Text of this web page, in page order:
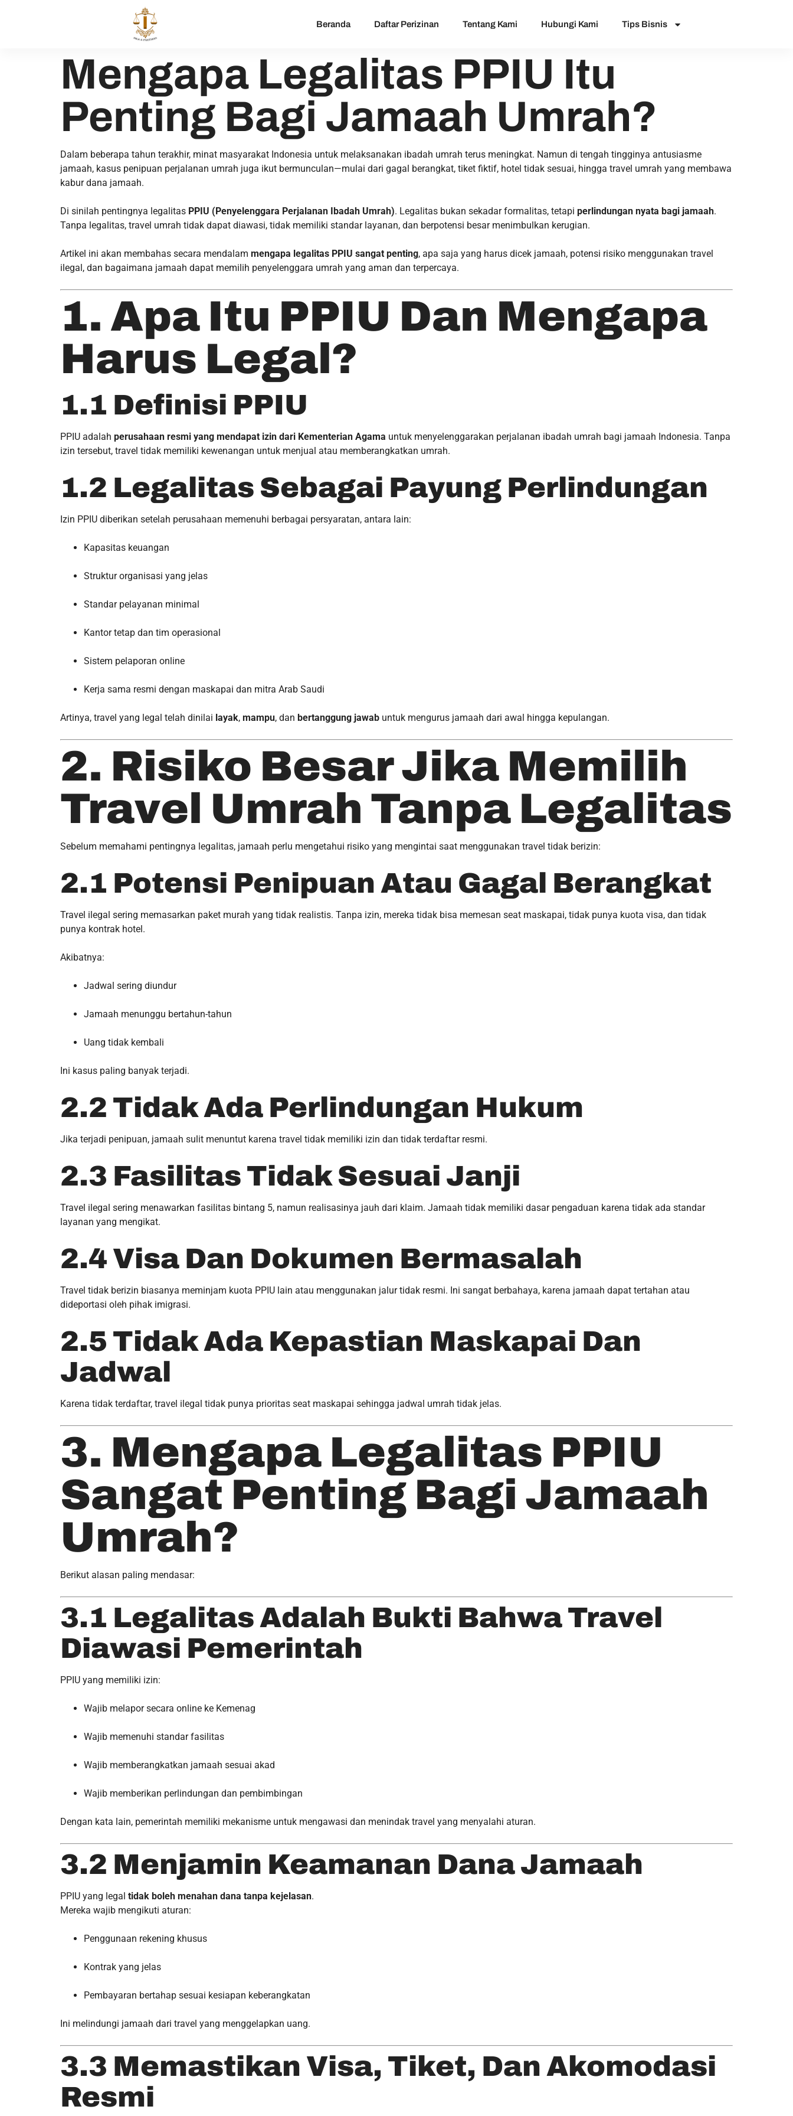
Beranda Daftar Perizinan Tentang Kami Hubungi Kami Tips Bisnis
Mengapa Legalitas PPIU Itu
Penting Bagi Jamaah Umrah?
Dalam beberapa tahun terakhir, minat masyarakat Indonesia untuk melaksanakan ibadah umrah terus meningkat. Namun di tengah tingginya antusiasme
jamaah, kasus penipuan perjalanan umrah juga ikut bermunculan—mulai dari gagal berangkat, tiket fiktif, hotel tidak sesuai, hingga travel umrah yang membawa
kabur dana jamaah.
Di sinilah pentingnya legalitas PPIU (Penyelenggara Perjalanan Ibadah Umrah). Legalitas bukan sekadar formalitas, tetapi perlindungan nyata bagi jamaah.
Tanpa legalitas, travel umrah tidak dapat diawasi, tidak memiliki standar layanan, dan berpotensi besar menimbulkan kerugian.
Artikel ini akan membahas secara mendalam mengapa legalitas PPIU sangat penting, apa saja yang harus dicek jamaah, potensi risiko menggunakan travel
ilegal, dan bagaimana jamaah dapat memilih penyelenggara umrah yang aman dan terpercaya.
1. Apa Itu PPIU Dan Mengapa
Harus Legal?
1.1 Definisi PPIU
PPIU adalah perusahaan resmi yang mendapat izin dari Kementerian Agama untuk menyelenggarakan perjalanan ibadah umrah bagi jamaah Indonesia. Tanpa
izin tersebut, travel tidak memiliki kewenangan untuk menjual atau memberangkatkan umrah.
1.2 Legalitas Sebagai Payung Perlindungan
Izin PPIU diberikan setelah perusahaan memenuhi berbagai persyaratan, antara lain:
Kapasitas keuangan
Struktur organisasi yang jelas
Standar pelayanan minimal
Kantor tetap dan tim operasional
Sistem pelaporan online
Kerja sama resmi dengan maskapai dan mitra Arab Saudi
Artinya, travel yang legal telah dinilai layak, mampu, dan bertanggung jawab untuk mengurus jamaah dari awal hingga kepulangan.
2. Risiko Besar Jika Memilih
Travel Umrah Tanpa Legalitas
Sebelum memahami pentingnya legalitas, jamaah perlu mengetahui risiko yang mengintai saat menggunakan travel tidak berizin:
2.1 Potensi Penipuan Atau Gagal Berangkat
Travel ilegal sering memasarkan paket murah yang tidak realistis. Tanpa izin, mereka tidak bisa memesan seat maskapai, tidak punya kuota visa, dan tidak
punya kontrak hotel.
Akibatnya:
Jadwal sering diundur
Jamaah menunggu bertahun-tahun
Uang tidak kembali
Ini kasus paling banyak terjadi.
2.2 Tidak Ada Perlindungan Hukum
Jika terjadi penipuan, jamaah sulit menuntut karena travel tidak memiliki izin dan tidak terdaftar resmi.
2.3 Fasilitas Tidak Sesuai Janji
Travel ilegal sering menawarkan fasilitas bintang 5, namun realisasinya jauh dari klaim. Jamaah tidak memiliki dasar pengaduan karena tidak ada standar
layanan yang mengikat.
2.4 Visa Dan Dokumen Bermasalah
Travel tidak berizin biasanya meminjam kuota PPIU lain atau menggunakan jalur tidak resmi. Ini sangat berbahaya, karena jamaah dapat tertahan atau
dideportasi oleh pihak imigrasi.
2.5 Tidak Ada Kepastian Maskapai Dan
Jadwal
Karena tidak terdaftar, travel ilegal tidak punya prioritas seat maskapai sehingga jadwal umrah tidak jelas.
3. Mengapa Legalitas PPIU
Sangat Penting Bagi Jamaah
Umrah?
Berikut alasan paling mendasar:
3.1 Legalitas Adalah Bukti Bahwa Travel
Diawasi Pemerintah
PPIU yang memiliki izin:
Wajib melapor secara online ke Kemenag
Wajib memenuhi standar fasilitas
Wajib memberangkatkan jamaah sesuai akad
Wajib memberikan perlindungan dan pembimbingan
Dengan kata lain, pemerintah memiliki mekanisme untuk mengawasi dan menindak travel yang menyalahi aturan.
3.2 Menjamin Keamanan Dana Jamaah
PPIU yang legal tidak boleh menahan dana tanpa kejelasan.
Mereka wajib mengikuti aturan:
Penggunaan rekening khusus
Kontrak yang jelas
Pembayaran bertahap sesuai kesiapan keberangkatan
Ini melindungi jamaah dari travel yang menggelapkan uang.
3.3 Memastikan Visa, Tiket, Dan Akomodasi
Resmi